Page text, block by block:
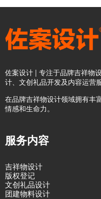
佐案设计 | 专注于品牌吉祥物
计、文创礼品开发及内容运营服
在品牌吉祥物设计领域拥有丰
情感和生命力。
服务内容
吉祥物设计
版权登记
文创礼品设计
团建物料设计